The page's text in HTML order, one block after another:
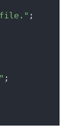
file." ;
;